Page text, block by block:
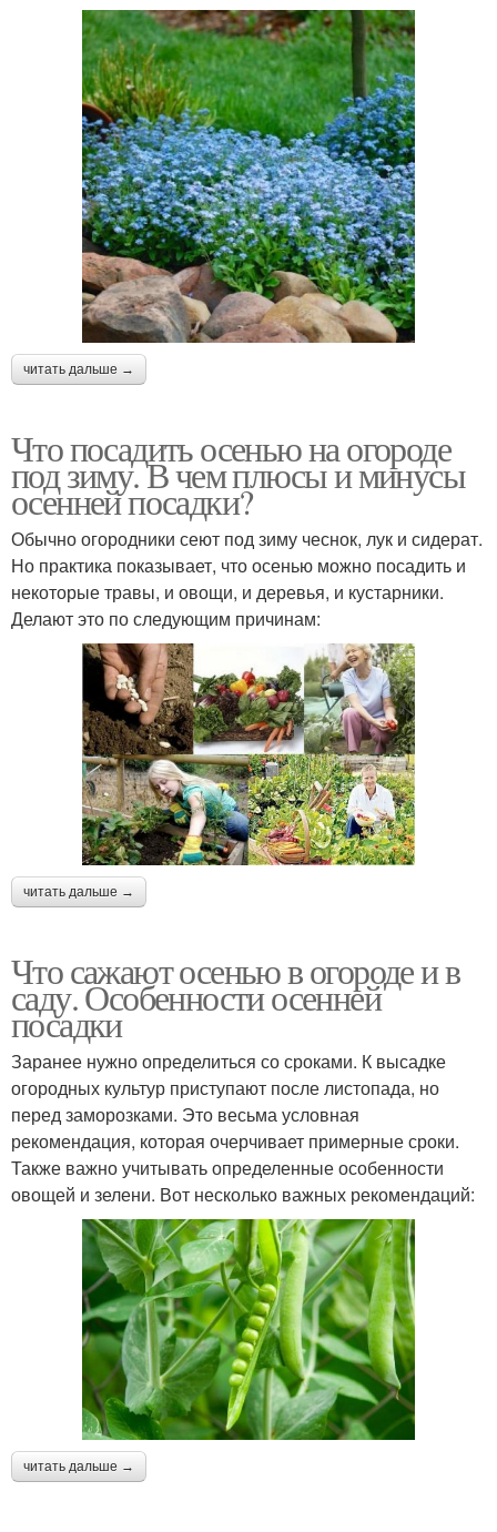
читать дальше →
Что посадить осенью на огороде
под зиму. В чем плюсы и минусы
осенней посадки?
Обычно огородники сеют под зиму чеснок, лук и сидерат.
Но практика показывает, что осенью можно посадить и
некоторые травы, и овощи, и деревья, и кустарники.
Делают это по следующим причинам:
читать дальше →
Что сажают осенью в огороде и в
саду. Особенности осенней
посадки
Заранее нужно определиться со сроками. К высадке
огородных культур приступают после листопада, но
перед заморозками. Это весьма условная
рекомендация, которая очерчивает примерные сроки.
Также важно учитывать определенные особенности
овощей и зелени. Вот несколько важных рекомендаций:
читать дальше →